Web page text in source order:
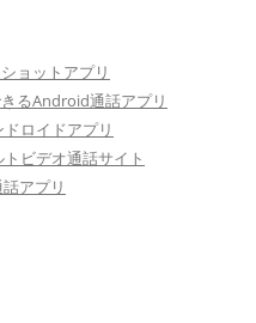
ョットアプリ
るAndroid通話アプリ
ロイドアプリ
ビデオ通話サイト
アプリ